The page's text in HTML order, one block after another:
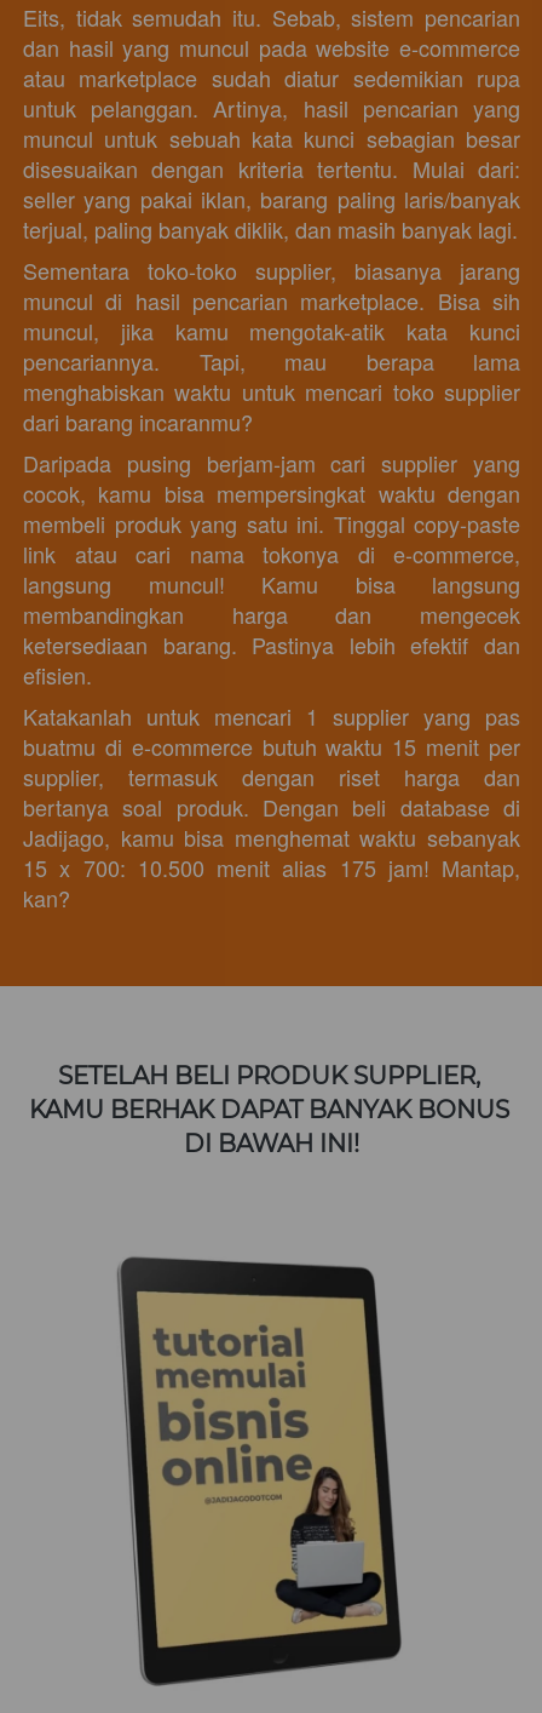
Eits, tidak semudah itu. Sebab, sistem pencarian
dan hasil yang muncul pada website e-commerce
atau marketplace sudah diatur sedemikian rupa
untuk pelanggan. Artinya, hasil pencarian yang
muncul untuk sebuah kata kunci sebagian besar
disesuaikan dengan kriteria tertentu. Mulai dari:
seller yang pakai iklan, barang paling laris/banyak
Sementara toko-toko supplier, biasanya jarang
muncul di hasil pencarian marketplace. Bisa sih
muncul, jika kamu mengotak-atik kata kunci
pencariannya. Tapi, mau berapa lama
menghabiskan waktu untuk mencari toko supplier
dari barang incaranmu?
Daripada pusing berjam-jam cari supplier yang
cocok, kamu bisa mempersingkat waktu dengan
membeli produk yang satu ini. Tinggal copy-paste
link atau cari nama tokonya di e-commerce,
langsung muncul! Kamu bisa langsung
membandingkan harga dan mengecek
ketersediaan barang. Pastinya lebih efektif dan
efisien.
Katakanlah untuk mencari 1 supplier yang pas
buatmu di e-commerce butuh waktu 15 menit per
supplier, termasuk dengan riset harga dan
bertanya soal produk. Dengan beli database di
Jadijago, kamu bisa menghemat waktu sebanyak
15 x 700: 10.500 menit alias 175 jam! Mantap,
kan?
SETELAH BELI PRODUK SUPPLIER,
KAMU BERHAK DAPAT BANYAK BONUS
DI BAWAH INI!